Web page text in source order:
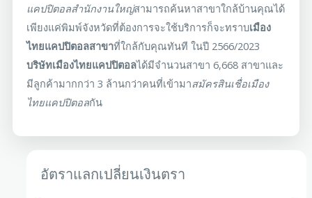
แคปปิตอลสํานักงานใหญ่สามารถค้นหาสาขาใกล้บ้านคุณได้
เพียงแค่พิมพ์จังหวัดที่ต้องการจะใช้บริการก็จะทราบเมือง
ไทยแคปปิตอลสาขาที่ใกล้กับคุณทันที ในปี 2566/2023
บริษัทเมืองไทยแคปปิตอลได้มีจำนวนสาขา 6,668 สาขาและ
มีลูกค้ามากกว่า 3 ล้านกว่าคนที่เข้ามาสมัครสินเชื่อเมือง
ไทยแคปปิตอลกัน
อัตราแลกเปลี่ยนเงินตรา